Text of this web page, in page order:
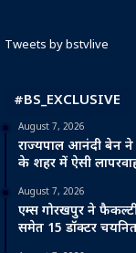
Tweets by bstvlive
#BS_EXCLUSIVE
August 7, 2026
राज्यपाल आनंदी बेन ने
के शहर में ऐसी
August 7, 2026
एम्स गोरखपुर ने फैकल्टी
समेत 15 डॉक्टर